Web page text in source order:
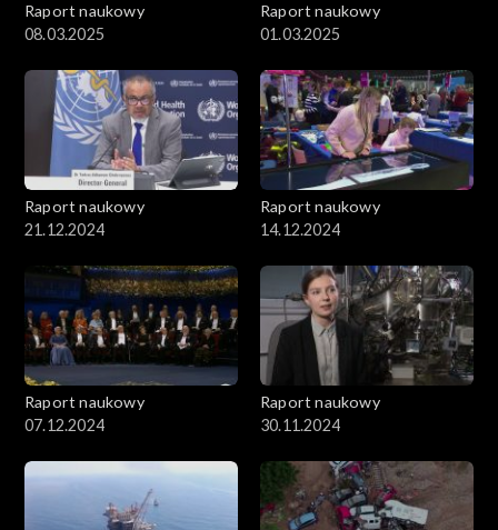
Raport naukowy
08.03.2025
Raport naukowy
01.03.2025
Raport naukowy
21.12.2024
Raport naukowy
14.12.2024
Raport naukowy
07.12.2024
Raport naukowy
30.11.2024